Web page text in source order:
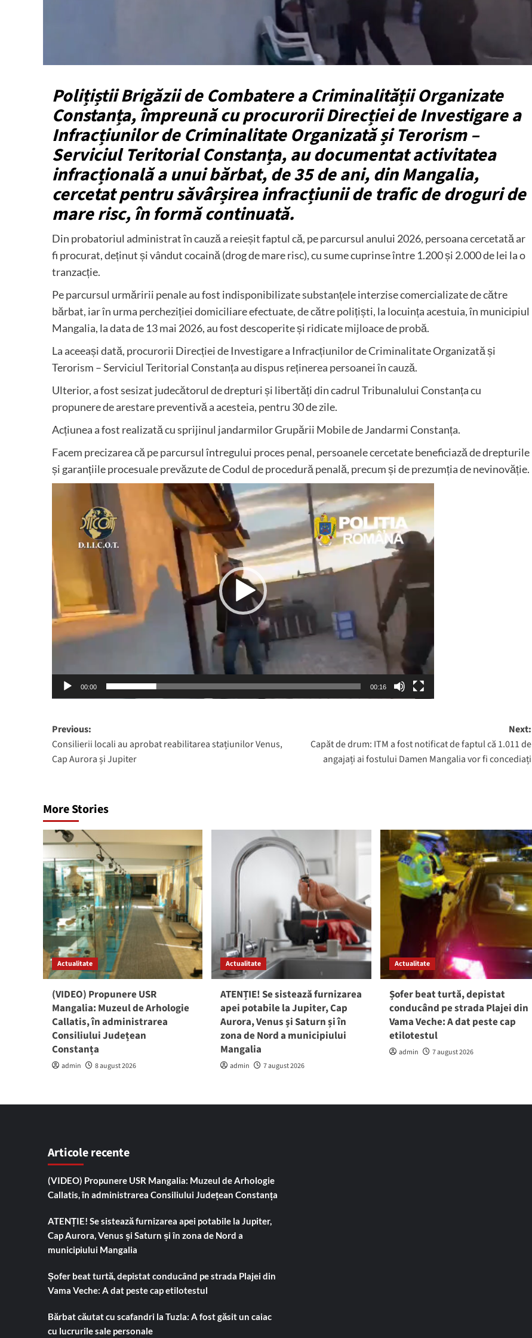
Polițiștii Brigăzii de Combatere a Criminalității Organizate
Constanța, împreună cu procurorii Direcției de Investigare a
Infracțiunilor de Criminalitate Organizată și Terorism –
Serviciul Teritorial Constanța, au documentat activitatea
infracțională a unui bărbat, de 35 de ani, din Mangalia,
cercetat pentru săvârșirea infracțiunii de trafic de droguri de
mare risc, în formă continuată.
Din probatoriul administrat în cauză a reieșit faptul că, pe parcursul anului 2026, persoana cercetată ar
fi procurat, deținut și vândut cocaină (drog de mare risc), cu sume cuprinse între 1.200 și 2.000 de lei la o
tranzacție.
Pe parcursul urmăririi penale au fost indisponibilizate substanțele interzise comercializate de către
bărbat, iar în urma percheziției domiciliare efectuate, de către polițiști, la locuința acestuia, în municipiul
Mangalia, la data de 13 mai 2026, au fost descoperite și ridicate mijloace de probă.
La aceeași dată, procurorii Direcției de Investigare a Infracțiunilor de Criminalitate Organizată și
Terorism – Serviciul Teritorial Constanța au dispus reținerea persoanei în cauză.
Ulterior, a fost sesizat judecătorul de drepturi și libertăți din cadrul Tribunalului Constanța cu
propunere de arestare preventivă a acesteia, pentru 30 de zile.
Acțiunea a fost realizată cu sprijinul jandarmilor Grupării Mobile de Jandarmi Constanța.
Facem precizarea că pe parcursul întregului proces penal, persoanele cercetate beneficiază de drepturile
și garanțiile procesuale prevăzute de Codul de procedură penală, precum și de prezumția de nevinovăție.
00:00 00:16
Post
navigation
Previous:
Consilierii locali au aprobat reabilitarea stațiunilor Venus,
Cap Aurora și Jupiter
Next:
Capăt de drum: ITM a fost notificat de faptul că 1.011 de
angajați ai fostului Damen Mangalia vor fi concediați
More Stories
Actualitate
(VIDEO) Propunere USR
Mangalia: Muzeul de Arhologie
Callatis, în administrarea
Consiliului Județean
Constanța
admin 8 august 2026
Actualitate
ATENȚIE! Se sistează furnizarea
apei potabile la Jupiter, Cap
Aurora, Venus și Saturn și în
zona de Nord a municipiului
Mangalia
admin 7 august 2026
Actualitate
Șofer beat turtă, depistat
conducând pe strada Plajei din
Vama Veche: A dat peste cap
etilotestul
admin 7 august 2026
Articole recente
(VIDEO) Propunere USR Mangalia: Muzeul de Arhologie
Callatis, în administrarea Consiliului Județean Constanța
ATENȚIE! Se sistează furnizarea apei potabile la Jupiter,
Cap Aurora, Venus și Saturn și în zona de Nord a
municipiului Mangalia
Șofer beat turtă, depistat conducând pe strada Plajei din
Vama Veche: A dat peste cap etilotestul
Bărbat căutat cu scafandri la Tuzla: A fost găsit un caiac
cu lucrurile sale personale